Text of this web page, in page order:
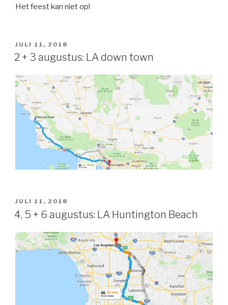
Het feest kan niet op!
GEPLAATST
OP
JULI 11, 2018
2 + 3 augustus: LA down town
GEPLAATST
OP
JULI 11, 2018
4, 5 + 6 augustus: LA Huntington Beach